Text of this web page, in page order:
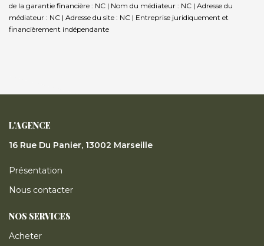
de la garantie financière : NC | Nom du médiateur : NC | Adresse du
médiateur : NC | Adresse du site : NC | Entreprise juridiquement et
financièrement indépendante
L'AGENCE
16 Rue Du Panier, 13002 Marseille
Présentation
Nous contacter
NOS SERVICES
Acheter